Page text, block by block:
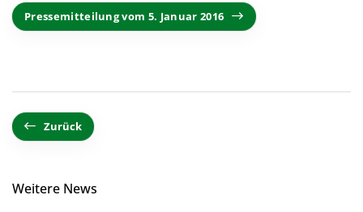
Pressemitteilung vom 5. Januar 2016
Zurück
Weitere News